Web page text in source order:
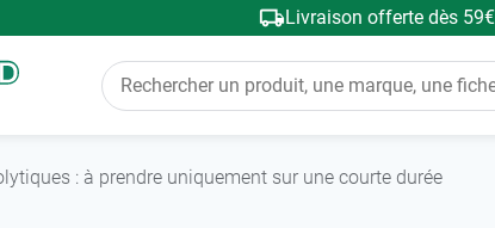
Livraison offerte dès 59€
: à prendre uniquement sur une courte durée